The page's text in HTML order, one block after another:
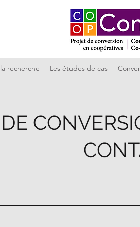
recherche Les études de cas